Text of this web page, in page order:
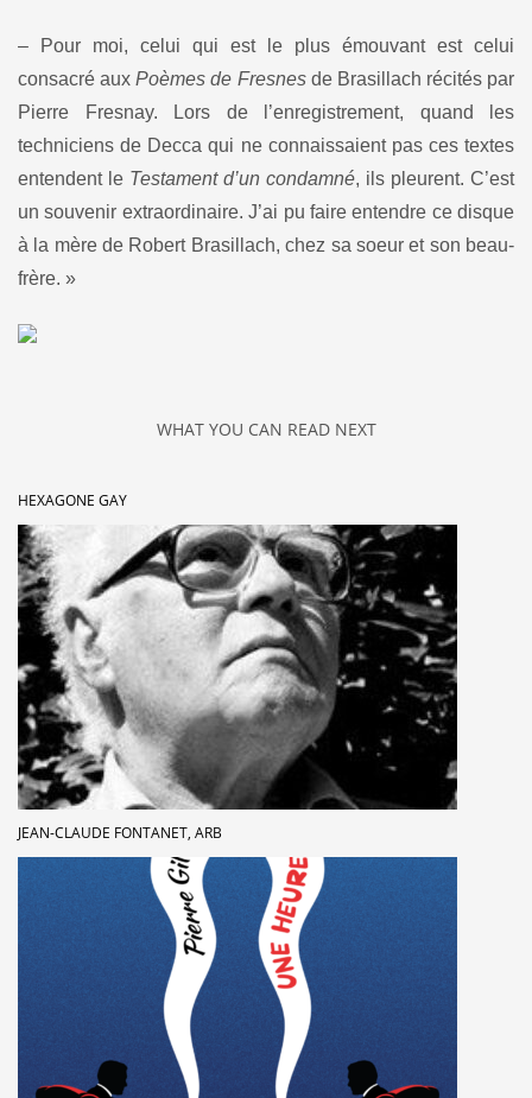
– Pour moi, celui qui est le plus émouvant est celui
consacré auxPoèmes de Fresnesde Brasillach récités par
Pierre Fresnay. Lors de l’enregistrement, quand les
techniciens de Decca qui ne connaissaient pas ces textes
entendent le Testament d’un condamné, ils pleurent. C’est
un souvenir extraordinaire. J’ai pu faire entendre ce disque
à la mère de Robert Brasillach, chez sa soeur et son beau-
frère. »
WHAT YOU CAN READ NEXT
HEXAGONE GAY
JEAN-CLAUDE FONTANET, ARB